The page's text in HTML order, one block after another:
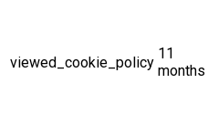
viewed_cookie_policy
11
months